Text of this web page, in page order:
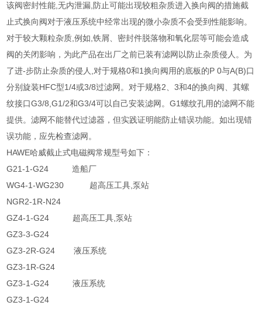
该阀密封性能,无内泄漏,防止可能出现较粗杂质进入换向阀的措施截
止式换向阀对于液压系统中经常出现的微小杂质不会受到性能影响。
对于较大颗粒杂质,例如,铁屑、密封件脱落物和氧化层等可能会造成
阀的关闭影响，为此产品在出厂之前已装有滤网以防止杂质侵人。为
了进-步防止杂质的侵人,对于规格0和1换向阀用的底板的P 0与A(B)口
分别旋装HFC型1/4或3/8过滤网。对于规格2、3和4的换向阀、其螺
纹接口G3/8,G1/2和G3/4可以自己安装滤网。G1螺纹孔用的滤网不能
提供。滤网不能替代过滤器，但实践证明能防止错误功能。如出现错
误功能，应先检查滤网。
HAWE哈威截止式电磁阀常规型号如下：
G21-1-G24 造船厂
WG4-1-WG230 超高压工具,泵站
NGR2-1R-N24
GZ4-1-G24 超高压工具,泵站
GZ3-3-G24
GZ3-2R-G24 液压系统
GZ3-1R-G24
GZ3-1-G24 液压系统
GZ3-1-G24